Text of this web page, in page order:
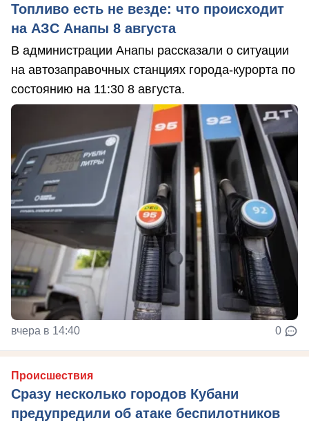
Топливо есть не везде: что происходит
на АЗС Анапы 8 августа
В администрации Анапы рассказали о ситуации
на автозаправочных станциях города-курорта по
состоянию на 11:30 8 августа.
вчера в 14:40 0
Происшествия
Сразу несколько городов Кубани
предупредили об атаке беспилотников